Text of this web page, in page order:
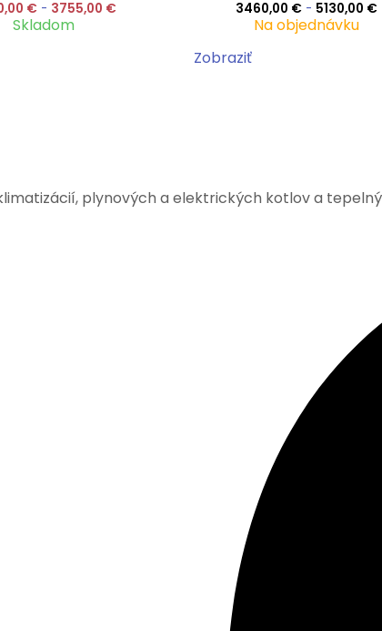
€ - 3755,00 €
Skladom
3460,00 €- 5130,00 €
Na objednávku
Zobraziť
plynových a elektrických kotlov a